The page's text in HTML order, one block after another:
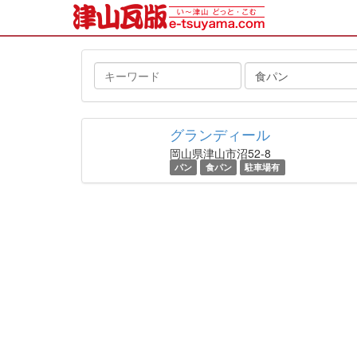
キ
ー
ワ
ー
タ
グ
グランディール
岡山県津山市沼52-8
パン 食パン 駐車場有